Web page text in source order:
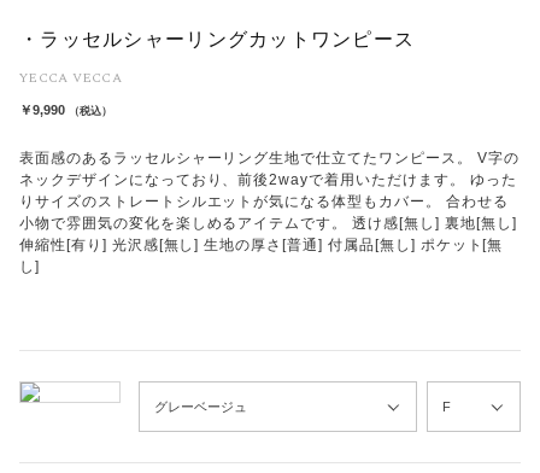
・ラッセルシャーリングカットワンピース
YECCA VECCA
￥9,990 （税込）
表面感のあるラッセルシャーリング生地で仕立てたワンピース。 V字の
ネックデザインになっており、前後2wayで着用いただけます。 ゆった
りサイズのストレートシルエットが気になる体型もカバー。 合わせる
小物で雰囲気の変化を楽しめるアイテムです。 透け感[無し] 裏地[無し]
伸縮性[有り] 光沢感[無し] 生地の厚さ[普通] 付属品[無し] ポケット[無
し]